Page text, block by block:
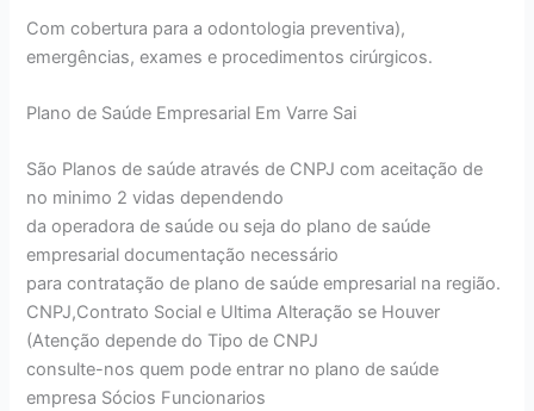
Com cobertura para a odontologia preventiva),
emergências, exames e procedimentos cirúrgicos.
Plano de Saúde Empresarial Em Varre Sai
São Planos de saúde através de CNPJ com aceitação de
no minimo 2 vidas dependendo
da operadora de saúde ou seja do plano de saúde
empresarial documentação necessário
para contratação de plano de saúde empresarial na região.
CNPJ,Contrato Social e Ultima Alteração se Houver
(Atenção depende do Tipo de CNPJ
consulte-nos quem pode entrar no plano de saúde
empresa Sócios Funcionarios